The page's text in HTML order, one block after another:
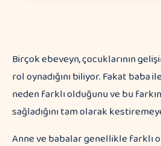
Birçok ebeveyn, çocuklarının
rol oynadığını biliyor. Fakat baba
neden farklı olduğunu ve bu
sağladığını tam olarak
Anne ve babalar genellikle farklı